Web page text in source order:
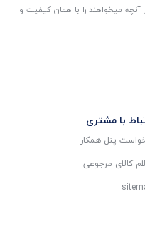
میخواهند را با همان کیفیت و
با مشتری
پنل همکار
کالای مرجوعی